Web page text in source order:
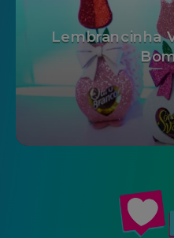
Lembrancinha